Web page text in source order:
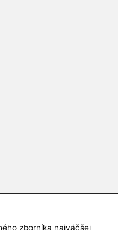
zborníka najväčšej